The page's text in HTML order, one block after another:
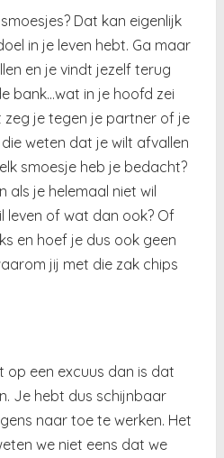
Dat kan eigenlijk
in je leven hebt. Ga maar
en je vindt jezelf terug
bank…wat in je hoofd zei
je tegen je partner of je
weten dat je wilt afvallen
smoesje heb je bedacht?
als je helemaal niet wil
leven of wat dan ook? Of
en hoef je dus ook geen
jij met die zak chips
op een excuus dan is dat
Je hebt dus schijnbaar
naar toe te werken. Het
we niet eens dat we